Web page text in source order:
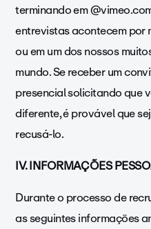
terminando em
entrevistas acontecem por
ou em um dos nossos
mundo. Se receber um
presencial solicitando que
diferente, é provável que
recusá-lo.
IV. INFORMAÇÕES
Durante o processo de
as seguintes informações